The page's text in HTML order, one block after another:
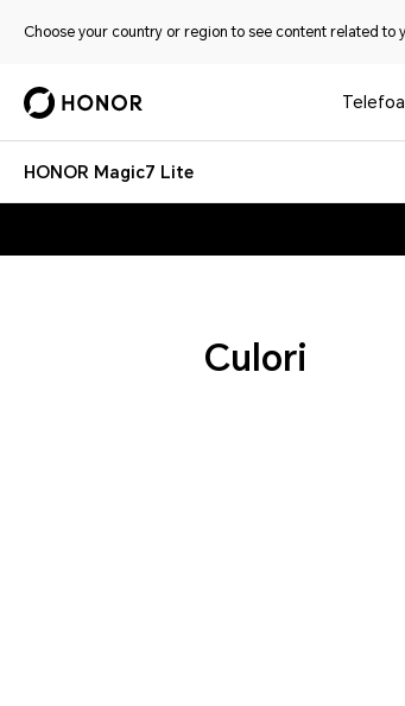
Choose your country or region to see content related to
HONOR Magic7 Lite
Culori